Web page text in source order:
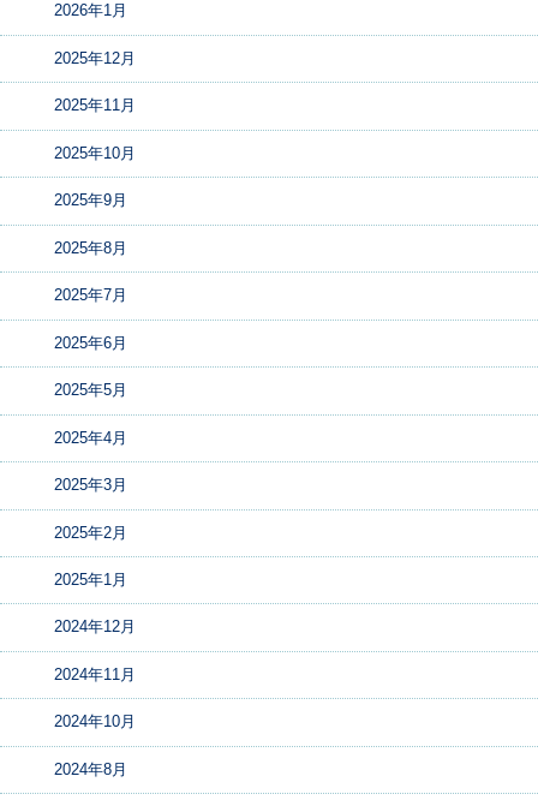
2026年1月
2025年12月
2025年11月
2025年10月
2025年9月
2025年8月
2025年7月
2025年6月
2025年5月
2025年4月
2025年3月
2025年2月
2025年1月
2024年12月
2024年11月
2024年10月
2024年8月